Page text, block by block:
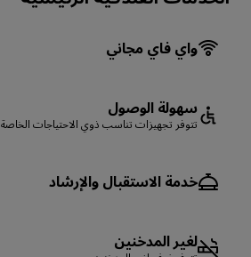
واي فاي مجاني
سهولة الوصول
تتوفر تجهيزات تناسب ذوي الاحتياجات الخاصة
خدمة الاستقبال والإرشاد
لغير المدخنين